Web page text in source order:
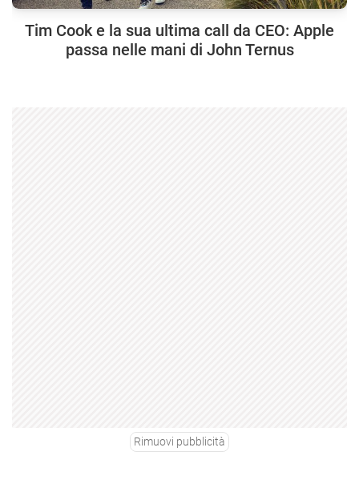
Tim Cook e la sua ultima call da CEO: Apple
passa nelle mani di John Ternus
Rimuovi pubblicità